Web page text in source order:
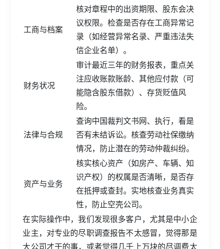
工商与档案
核对章程中的出资期限、股东会决
议权限。检查是否存在工商异常记
录（如经营异常名录、严重违法失
信企业名单）。
财务状况
审计最近三年的财务报表，重点关
注应收账款账龄、其他应付款（可
能隐含股东借款）、存货贬值风
险。
法律与合规
查询中国裁判文书网、执行，看是
否有未结诉讼。核查劳动社保缴纳
情况，防止潜在的劳动仲裁纠纷。
资产与业务
核实核心资产（如房产、车辆、知
识产权）的权属是否清晰，是否存
在抵押或查封。实地核查业务真实
性，防止空壳公司。
在实际操作中，我们发现很多客户，尤其是中小企
业主，对专业的尽职调查报告不太感冒，觉得那是
大公司才干的事，或者觉得几千上万块的尽调费太